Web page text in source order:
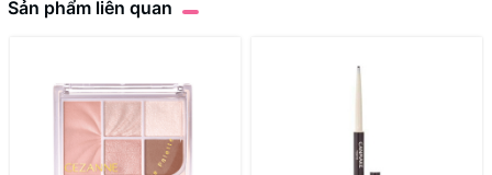
Sản phẩm liên quan